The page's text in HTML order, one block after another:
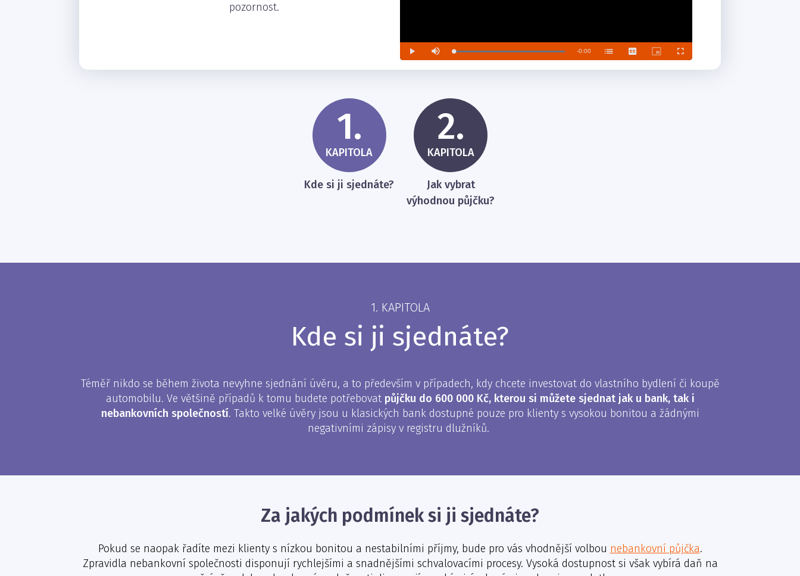
pozornost.
1.
KAPITOLA
Kde si ji sjednáte?
2.
KAPITOLA
Jak vybrat
výhodnou půjčku?
1. KAPITOLA
Kde si ji sjednáte?
Téměř nikdo se během života nevyhne sjednání úvěru, a to především v případech, kdy chcete investovat do vlastního bydlení či koupě
automobilu. Ve většině případů k tomu budete potřebovat půjčku do 600 000 Kč, kterou si můžete sjednat jak u bank, tak i
nebankovních společností. Takto velké úvěry jsou u klasických bank dostupné pouze pro klienty s vysokou bonitou a žádnými
negativními zápisy v registru dlužníků.
Za jakých podmínek si ji sjednáte?
Pokud se naopak řadíte mezi klienty s nízkou bonitou a nestabilními příjmy, bude pro vás vhodnější volbou nebankovní půjčka.
Zpravidla nebankovní společnosti disponují rychlejšími a snadnějšími schvalovacími procesy. Vysoká dostupnost si však vybírá daň na